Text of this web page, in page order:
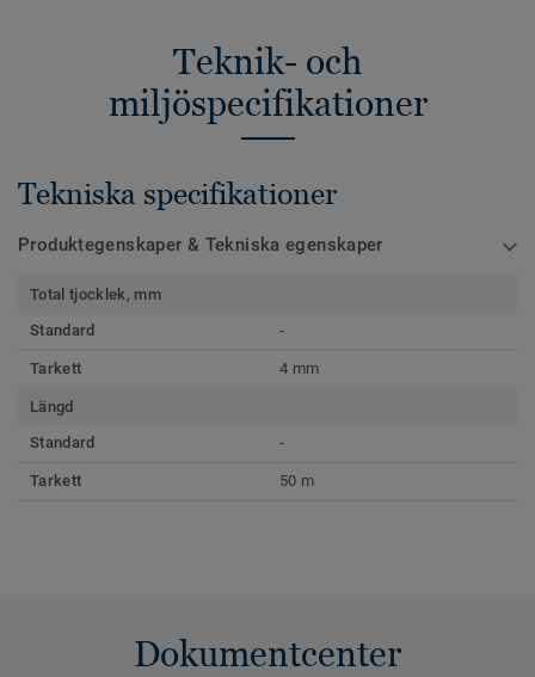
Teknik- och
miljöspecifikationer
Tekniska specifikationer
Produktegenskaper & Tekniska egenskaper
Total tjocklek, mm
Standard
-
Tarkett 4 mm
Längd
Standard
-
Tarkett 50 m
Dokumentcenter